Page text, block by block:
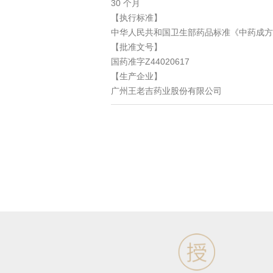
30 个月
【执行标准】
中华人民共和国卫生部药品标准《中药成
【批准文号】
国药准字Z44020617
【生产企业】
广州王老吉药业股份有限公司